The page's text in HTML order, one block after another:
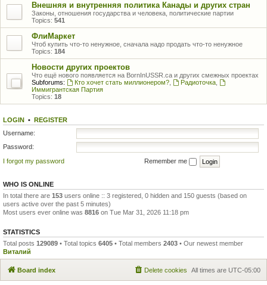
Внешняя и внутренняя политика Канады и других стран
Законы, отношения государства и человека, политические партии
Topics: 541
ФлиМаркет
Чтоб купить что-то ненужное, сначала надо продать что-то ненужное
Topics: 184
Новости других проектов
Что ещё нового появляется на BornInUSSR.ca и других смежных проектах
Subforums:
Кто хочет стать миллионером?, Радиоточка,
Иммигрантская Партия
Topics: 18
LOGIN • REGISTER
Username:
Password:
I forgot my password
Remember me
WHO IS ONLINE
In total there are 153 users online :: 3 registered, 0 hidden and 150 guests (based on
users active over the past 5 minutes)
Most users ever online was 8816 on Tue Mar 31, 2026 11:18 pm
STATISTICS
Total posts 129089 • Total topics 6405 • Total members 2403 • Our newest member
Виталий
Board index All times are UTC-05:00
Delete cookies